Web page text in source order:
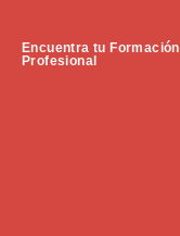
Encuentra tu Formación
Profesional